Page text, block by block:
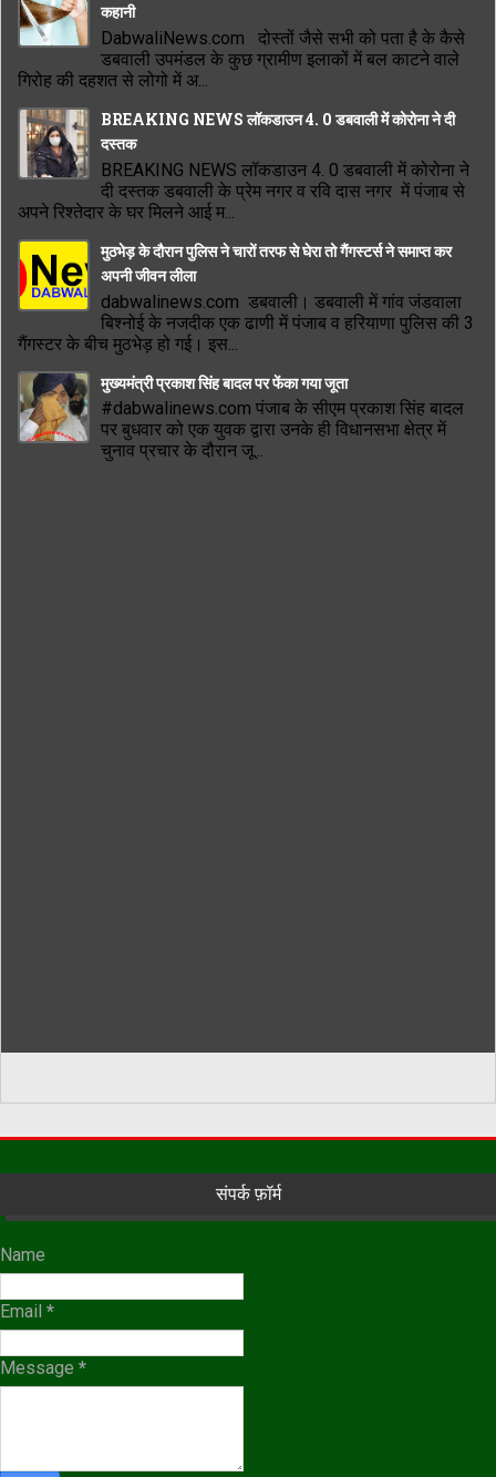
कहानी
DabwaliNews.com दोस्तों जैसे सभी को पता है के कैसे
डबवाली उपमंडल के कुछ ग्रामीण इलाकों में बल काटने वाले
गिरोह की दहशत से लोगो में अ...
BREAKING NEWS लॉकडाउन 4. 0 डबवाली में कोरोना ने दी
दस्तक
BREAKING NEWS लॉकडाउन 4. 0 डबवाली में कोरोना ने
दी दस्तक डबवाली के प्रेम नगर व रवि दास नगर में पंजाब से
अपने रिश्तेदार के घर मिलने आई म...
मुठभेड़ के दौरान पुलिस ने चारों तरफ से घेरा तो गैंगस्टर्स ने समाप्त कर
अपनी जीवन लीला
dabwalinews.com डबवाली। डबवाली में गांव जंडवाला
बिश्नोई के नजदीक एक ढाणी में पंजाब व हरियाणा पुलिस की 3
गैंगस्टर के बीच मुठभेड़ हो गई। इस...
मुख्यमंत्री प्रकाश सिंह बादल पर फेंका गया जूता
#dabwalinews.com पंजाब के सीएम प्रकाश सिंह बादल
पर बुधवार को एक युवक द्वारा उनके ही विधानसभा क्षेत्र में
चुनाव प्रचार के दौरान जू...
संपर्क फ़ॉर्म
Name
Email *
Message *